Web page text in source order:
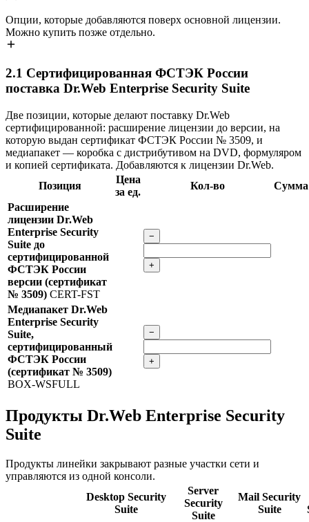
Опции, которые добавляются поверх основной лицензии.
Можно купить позже отдельно.
2.1 Сертифицированная ФСТЭК России
поставка Dr.Web Enterprise Security Suite
Две позиции, которые делают поставку Dr.Web
сертифицированной: расширение лицензии до версии, на
которую выдан сертификат ФСТЭК России № 3509, и
медиапакет — коробка с дистрибутивом на DVD, формуляром
и копией сертификата. Добавляются к лицензии Dr.Web.
Позиция
Цена
за ед.
Кол-во
Сумма
Расширение
лицензии Dr.Web
Enterprise Security
Suite до
сертифицированной
ФСТЭК России
версии (сертификат
№ 3509) CERT-FST
−
+
Медиапакет Dr.Web
Enterprise Security
Suite,
сертифицированный
ФСТЭК России
(сертификат № 3509)
BOX-WSFULL
−
+
Продукты Dr.Web Enterprise Security
Suite
Продукты линейки закрывают разные участки сети и
управляются из одной консоли.
Desktop Security
Suite
Server
Security
Suite
Mail Security
Suite